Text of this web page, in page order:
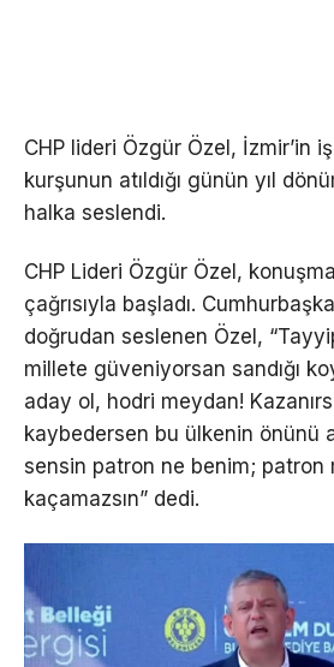
CHP lideri Özgür Özel, İzmir’in
kurşunun atıldığı günün yıl
halka seslendi.
CHP Lideri Özgür Özel,
çağrısıyla başladı.
doğrudan seslenen Özel,
millete güveniyorsan sandığı
aday ol, hodri meydan!
kaybedersen bu ülkenin önünü
sensin patron ne benim; patron
kaçamazsın” dedi.